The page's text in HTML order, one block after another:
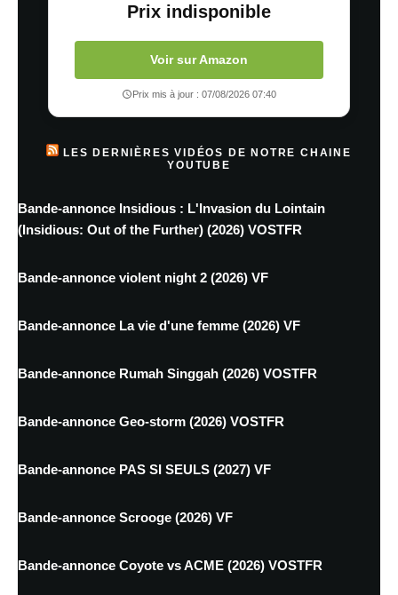
Prix indisponible
Voir sur Amazon
Prix mis à jour : 07/08/2026 07:40
LES DERNIÈRES VIDÉOS DE NOTRE CHAINE
YOUTUBE
Bande-annonce Insidious : L'Invasion du Lointain
(Insidious: Out of the Further) (2026) VOSTFR
Bande-annonce violent night 2 (2026) VF
Bande-annonce La vie d'une femme (2026) VF
Bande-annonce Rumah Singgah (2026) VOSTFR
Bande-annonce Geo-storm (2026) VOSTFR
Bande-annonce PAS SI SEULS (2027) VF
Bande-annonce Scrooge (2026) VF
Bande-annonce Coyote vs ACME (2026) VOSTFR